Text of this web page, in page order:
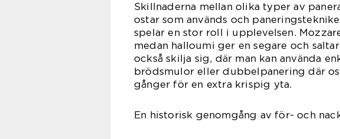
Skillnaderna mellan olika typer av
ostar som används och
spelar en stor roll i upplevelsen.
medan halloumi ger en segare och
också skilja sig, där man kan använda
brödsmulor eller dubbelpanering där
gånger för en extra krispig yta.
En historisk genomgång av för- och